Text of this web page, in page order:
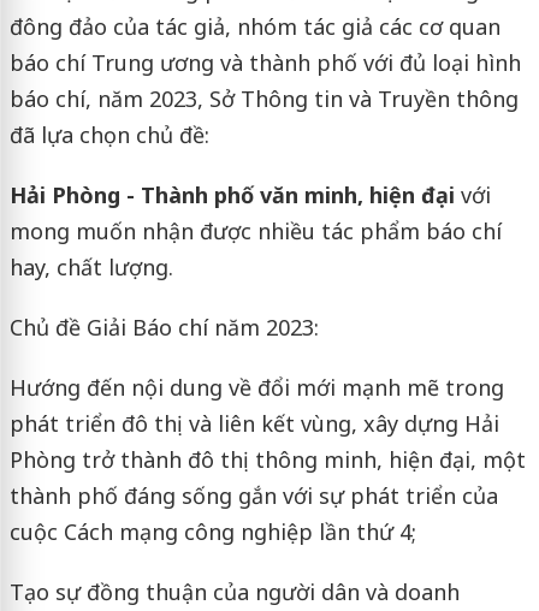
đông đảo của tác giả, nhóm tác giả các cơ quan
báo chí Trung ương và thành phố với đủ loại hình
báo chí, năm 2023, Sở Thông tin và Truyền thông
đã lựa chọn chủ đề:
Hải Phòng - Thành phố văn minh, hiện đại với
mong muốn nhận được nhiều tác phẩm báo chí
hay, chất lượng.
Chủ đề Giải Báo chí năm 2023:
Hướng đến nội dung về đổi mới mạnh mẽ trong
phát triển đô thị và liên kết vùng, xây dựng Hải
Phòng trở thành đô thị thông minh, hiện đại, một
thành phố đáng sống gắn với sự phát triển của
cuộc Cách mạng công nghiệp lần thứ 4;
Tạo sự đồng thuận của người dân và doanh